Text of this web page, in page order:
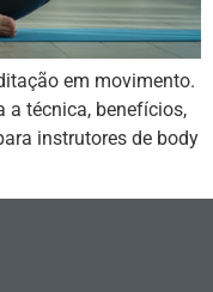
em movimento.
a técnica, benefícios,
instrutores de body